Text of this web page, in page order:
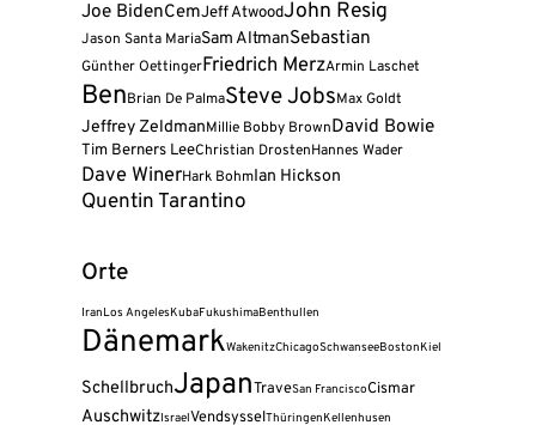
Joe BidenCemJeff AtwoodJohn Resig
Jason Santa MariaSam AltmanSebastian
Günther OettingerFriedrich MerzArmin Laschet
BenBrian De PalmaSteve JobsMax Goldt
Jeffrey ZeldmanMillie Bobby BrownDavid Bowie
Tim Berners LeeChristian DrostenHannes Wader
Dave WinerHark BohmIan Hickson
Quentin Tarantino
Orte
IranLos AngelesKubaFukushimaBenthullen
DänemarkWakenitzChicagoSchwanseeBostonKiel
SchellbruchJapanTraveSan FranciscoCismar
AuschwitzIsraelVendsysselThüringenKellenhusen